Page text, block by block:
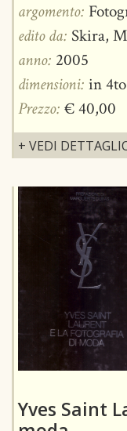
argomento:
edito da: Skira,
anno: 2005
dimensioni: in 4to
Prezzo: € 40,00
+ VEDI
Yves Saint